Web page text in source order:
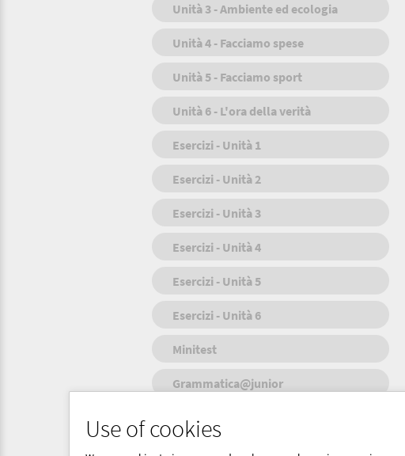
Use of cookies
Unità 3 - Ambiente ed ecologia
Unità 4 - Facciamo spese
Unità 5 - Facciamo sport
Unità 6 - L'ora della verità
Esercizi - Unità 1
Esercizi - Unità 2
Esercizi - Unità 3
Esercizi - Unità 4
Esercizi - Unità 5
Esercizi - Unità 6
Minitest
Grammatica@junior
Attività video
Indice e soluzioni